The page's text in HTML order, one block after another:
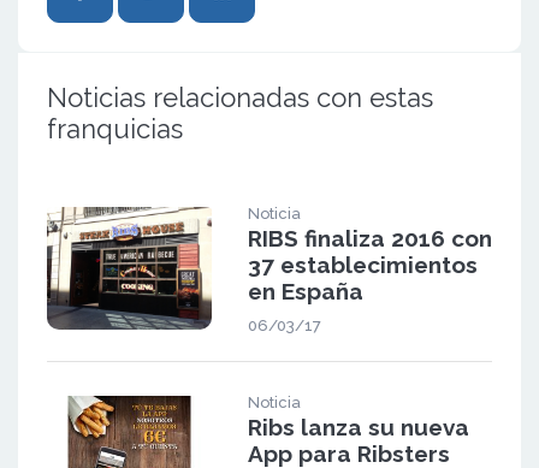
Noticias relacionadas con estas
franquicias
Noticia
RIBS finaliza 2016 con
37 establecimientos
en España
06/03/17
Noticia
Ribs lanza su nueva
App para Ribsters